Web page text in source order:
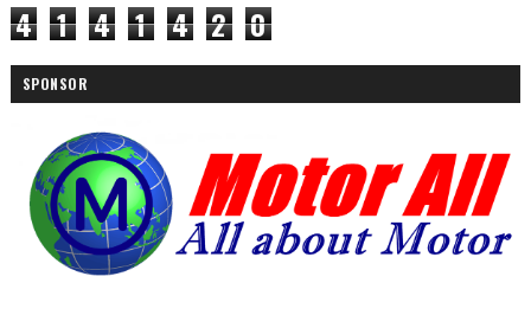
4 1 4 1 4 2 0
SPONSOR